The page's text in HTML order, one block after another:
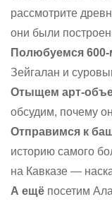
рассмотрите
они были
Полюбуемся
Зейгалан и
Отыщем арт-
обсудим, почему
Отправимся к
историю самого
на Кавказе —
А ещё посетим